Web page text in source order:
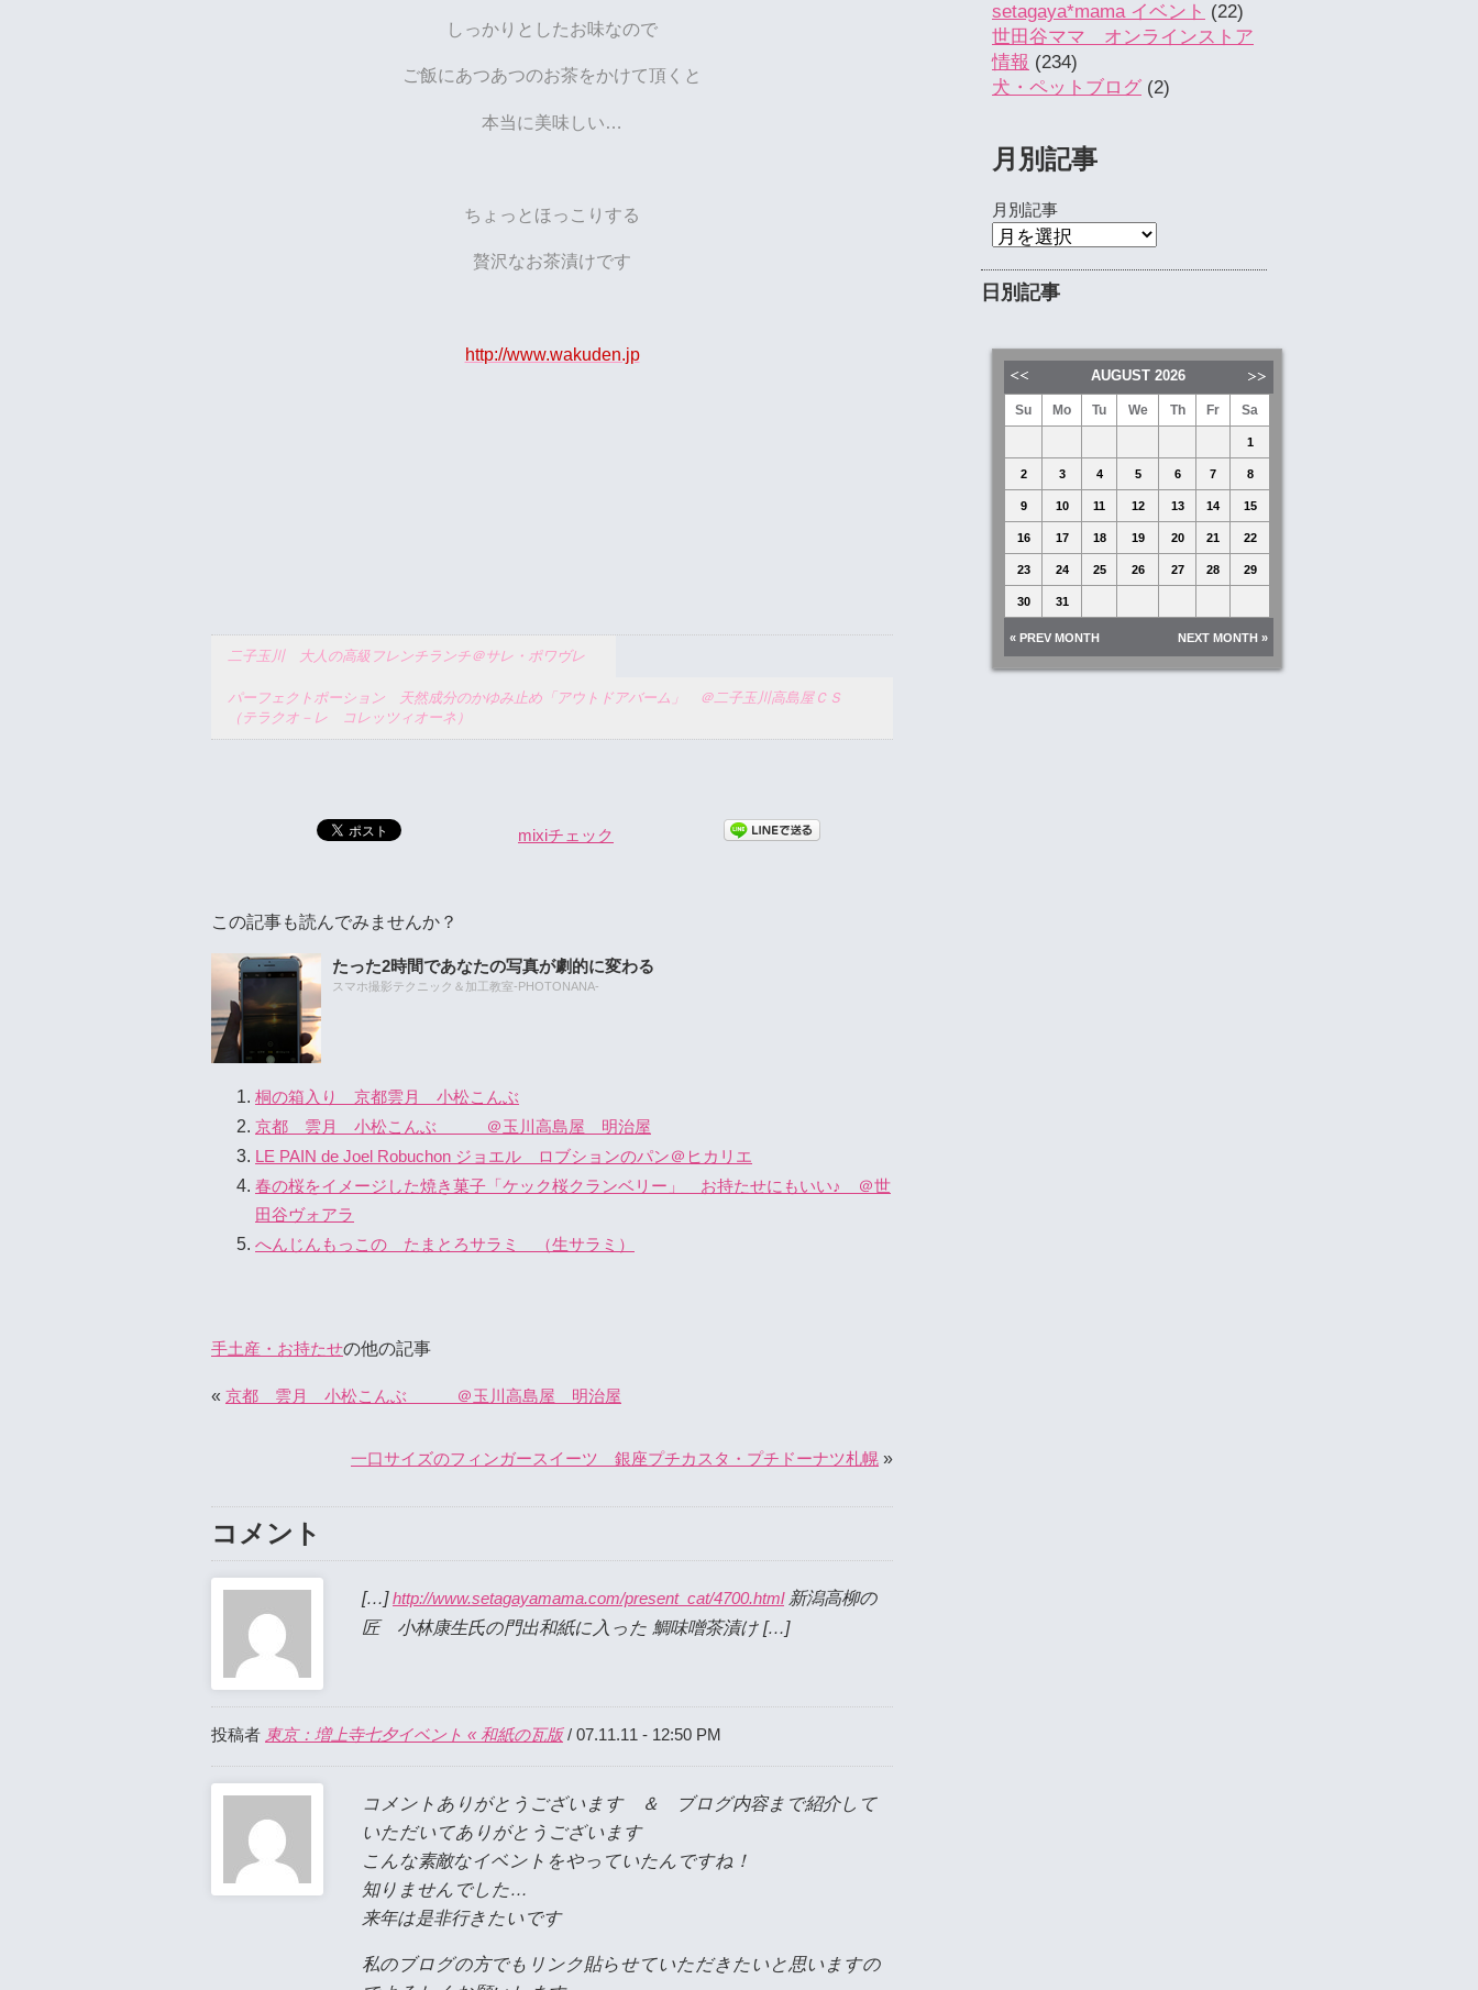
しっかりとしたお味なので
ご飯にあつあつのお茶をかけて頂くと
本当に美味しい…
ちょっとほっこりする
贅沢なお茶漬けです
http://www.wakuden.jp
二子玉川 大人の高級フレンチランチ＠サレ・ポワヴレ
パーフェクトポーション 天然成分のかゆみ止め「アウトドアバーム」 ＠二子玉川高島屋ＣＳ
（テラクオ－レ コレッツィオーネ）
mixiチェック
この記事も読んでみませんか？
たった2時間であなたの写真が劇的に変わる
スマホ撮影テクニック＆加工教室-PHOTONANA-
桐の箱入り 京都雲月 小松こんぶ
京都 雲月 小松こんぶ ＠玉川高島屋 明治屋
LE PAIN de Joel Robuchon ジョエル ロブションのパン＠ヒカリエ
春の桜をイメージした焼き菓子「ケック桜クランベリー」 お持たせにもいい♪ ＠世
田谷ヴォアラ
へんじんもっこの たまとろサラミ （生サラミ）
手土産・お持たせの他の記事
« 京都 雲月 小松こんぶ ＠玉川高島屋 明治屋
一口サイズのフィンガースイーツ 銀座プチカスタ・プチドーナツ札幌 »
コメント
[…]http://www.setagayamama.com/present_cat/4700.html新潟高柳の
匠 小林康生氏の門出和紙に入った 鯛味噌茶漬け […]
投稿者 東京：増上寺七夕イベント « 和紙の瓦版/ 07.11.11 - 12:50 PM
コメントありがとうございます ＆ ブログ内容まで紹介して
いただいてありがとうございます
こんな素敵なイベントをやっていたんですね！
知りませんでした…
来年は是非行きたいです
私のブログの方でもリンク貼らせていただきたいと思いますの
setagaya*mama イベント (22)
世田谷ママ オンラインストア
情報 (234)
犬・ペットブログ (2)
月別記事
月別記事
日別記事
AUGUST 2026
Su Mo Tu We Th Fr Sa
1
2 3 4 5 6 7 8
9 10 11 12 13 14 15
16 17 18 19 20 21 22
23 24 25 26 27 28 29
30 31
« PREV MONTH NEXT MONTH »